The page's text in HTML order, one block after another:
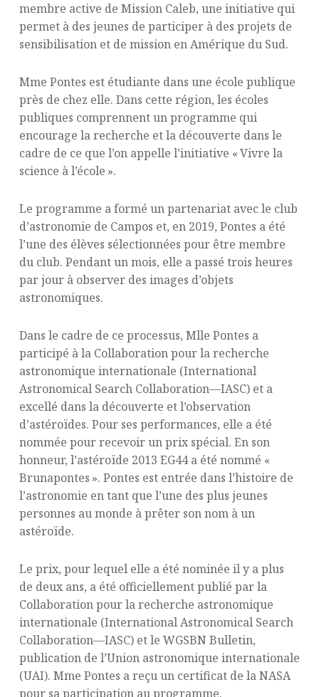
membre active de Mission Caleb, une initiative qui
permet à des jeunes de participer à des projets de
sensibilisation et de mission en Amérique du Sud.
Mme Pontes est étudiante dans une école publique
près de chez elle. Dans cette région, les écoles
publiques comprennent un programme qui
encourage la recherche et la découverte dans le
cadre de ce que l’on appelle l’initiative « Vivre la
science à l’école ».
Le programme a formé un partenariat avec le club
d’astronomie de Campos et, en 2019, Pontes a été
l’une des élèves sélectionnées pour être membre
du club. Pendant un mois, elle a passé trois heures
par jour à observer des images d’objets
astronomiques.
Dans le cadre de ce processus, Mlle Pontes a
participé à la Collaboration pour la recherche
astronomique internationale (International
Astronomical Search Collaboration—IASC) et a
excellé dans la découverte et l’observation
d’astéroïdes. Pour ses performances, elle a été
nommée pour recevoir un prix spécial. En son
honneur, l’astéroïde 2013 EG44 a été nommé «
Brunapontes ». Pontes est entrée dans l’histoire de
l’astronomie en tant que l’une des plus jeunes
personnes au monde à prêter son nom à un
astéroïde.
Le prix, pour lequel elle a été nominée il y a plus
de deux ans, a été officiellement publié par la
Collaboration pour la recherche astronomique
internationale (International Astronomical Search
Collaboration—IASC) et le WGSBN Bulletin,
publication de l’Union astronomique internationale
(UAI). Mme Pontes a reçu un certificat de la NASA
pour sa participation au programme.